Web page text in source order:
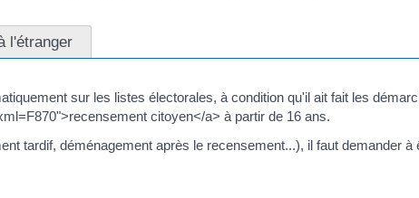
l'étranger
sur les listes électorales, à condition qu'il ait fait les
citoyen</a> à partir de 16 ans.
tardif, déménagement après le recensement...), il faut demander